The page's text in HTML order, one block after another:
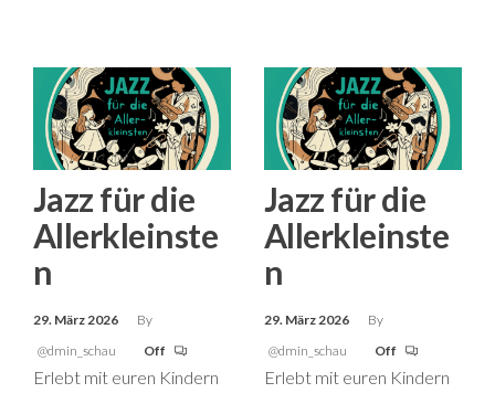
Jazz für die
Allerkleinste
n
29. März 2026
By
@dmin_schau
Off
Erlebt mit euren Kindern
Jazz für die
Allerkleinste
n
29. März 2026
By
@dmin_schau
Off
Erlebt mit euren Kindern